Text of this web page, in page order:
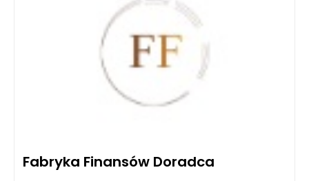
Fabryka Finansów Doradca